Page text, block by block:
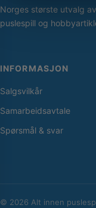
Norges største utvalg av
puslespill og
INFORMASJON
Salgsvilkår
Samarbeidsavtale
Spørsmål & svar
© 2026 Alt innen